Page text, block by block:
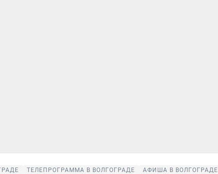
ТЕЛЕПРОГРАММА В ВОЛГОГРАДЕ АФИША В ВОЛГОГРАДЕ